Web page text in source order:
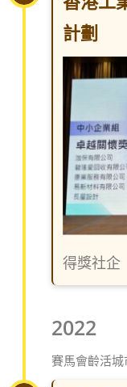
計劃
得獎社企
2022
賽馬會齡活